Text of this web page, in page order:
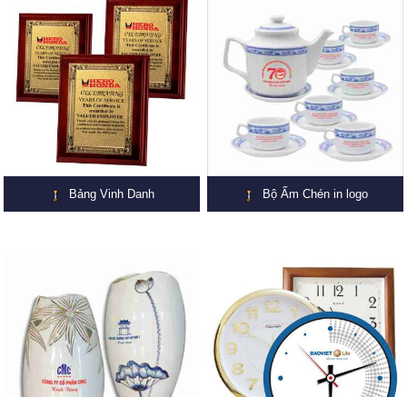
Bảng Vinh Danh Bộ Ấm Chén in logo